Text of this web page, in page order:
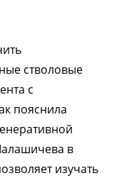
стволовые
с
пояснила
в
изучать